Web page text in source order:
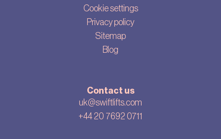
Cookie settings
Privacy policy
Sitemap
Blog
Contact us
uk@swiftlifts.com
+44 20 7692 0711